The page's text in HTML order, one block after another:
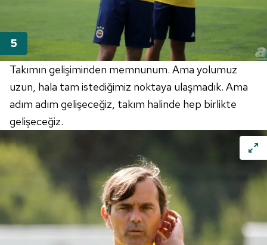
ilgili mevzuata uygun olarak kullanılan çerezlerle ilgili bilgi
almak için lütfen
tıklayınız .
Takımın gelişiminden memnunum. Ama yolumuz
uzun, hala tam istediğimiz noktaya ulaşmadık. Ama
adım adım gelişeceğiz, takım halinde hep birlikte
gelişeceğiz.